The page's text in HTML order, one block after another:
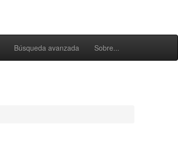
Búsqueda avanzada Sobre...